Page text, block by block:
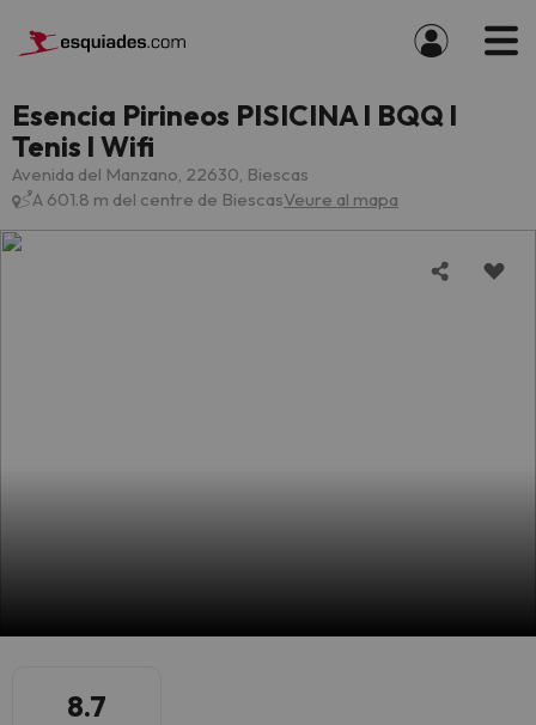
Esencia Pirineos PISICINA l BQQ l
Tenis l Wifi
Avenida del Manzano, 22630, Biescas
A 601.8 m del centre de BiescasVeure al mapa
8.7